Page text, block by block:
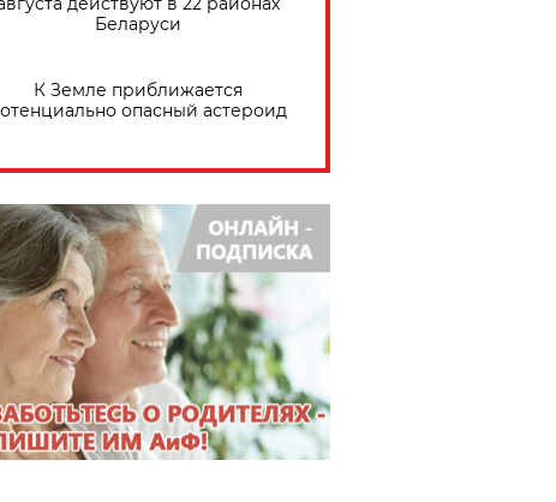
Беларуси
К Земле приближается
опасный астероид